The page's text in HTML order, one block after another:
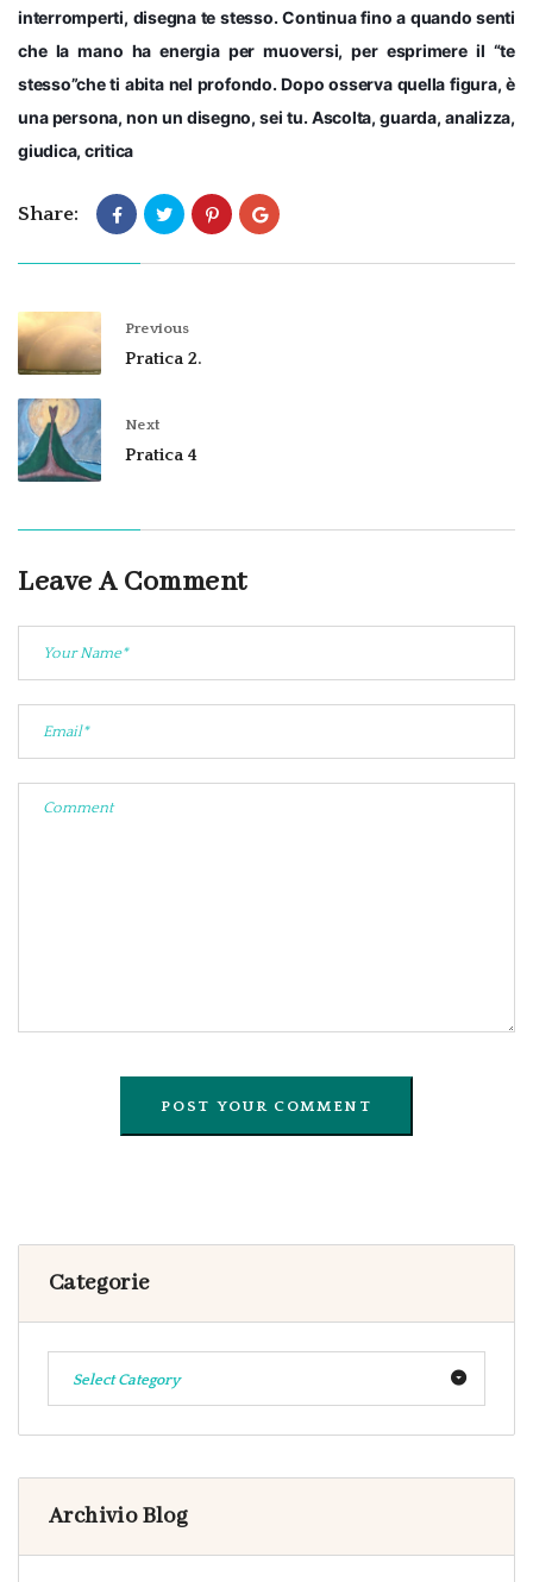
interromperti, disegna te stesso. Continua fino a quando senti
che la mano ha energia per muoversi, per esprimere il “te
stesso”che ti abita nel profondo. Dopo osserva quella figura, è
una persona, non un disegno, sei tu. Ascolta, guarda, analizza,
giudica, critica
Share:
Previous
Pratica 2.
Next
Pratica 4
Leave A Comment
Categorie
Select Category
Archivio Blog